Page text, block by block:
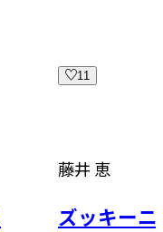
11
藤井 恵
ズッキー